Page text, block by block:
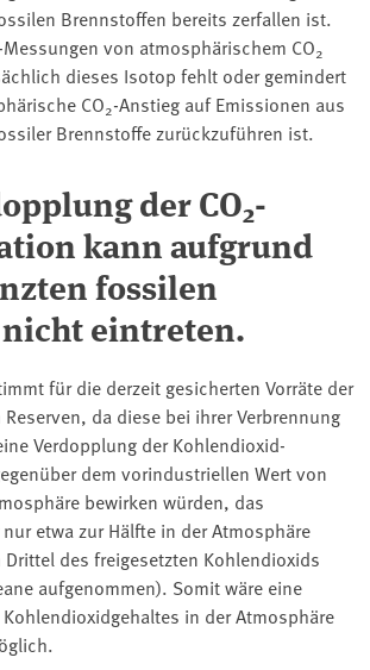
Brennstoffen bereits zerfallen ist.
-Messungen von atmosphärischem CO2
dieses Isotop fehlt oder gemindert
CO2-Anstieg auf Emissionen aus
Brennstoffe zurückzuführen ist.
der CO2-
kann aufgrund
fossilen
eintreten.
für die derzeit gesicherten Vorräte der
da diese bei ihrer Verbrennung
Verdopplung der Kohlendioxid-
dem vorindustriellen Wert von
bewirken würden, das
etwa zur Hälfte in der Atmosphäre
des freigesetzten Kohlendioxids
aufgenommen). Somit wäre eine
in der Atmosphäre